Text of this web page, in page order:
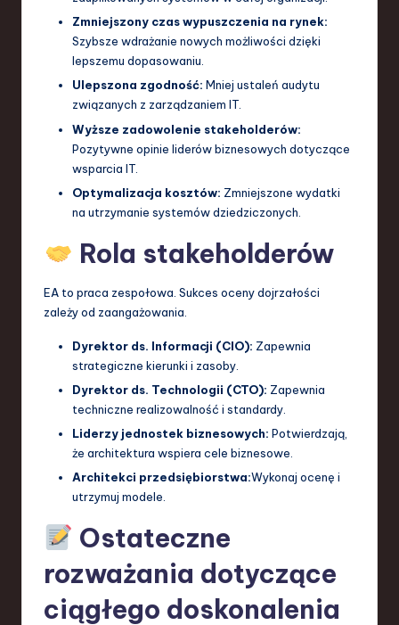
Zmniejszony czas wypuszczenia na rynek:
Szybsze wdrażanie nowych możliwości dzięki
lepszemu dopasowaniu.
Ulepszona zgodność: Mniej ustaleń audytu
związanych z zarządzaniem IT.
Wyższe zadowolenie stakeholderów:
Pozytywne opinie liderów biznesowych dotyczące
wsparcia IT.
Optymalizacja kosztów: Zmniejszone wydatki
na utrzymanie systemów dziedziczonych.
Rola stakeholderów
EA to praca zespołowa. Sukces oceny dojrzałości
zależy od zaangażowania.
Dyrektor ds. Informacji (CIO): Zapewnia
strategiczne kierunki i zasoby.
Dyrektor ds. Technologii (CTO): Zapewnia
techniczne realizowalność i standardy.
Liderzy jednostek biznesowych: Potwierdzają,
że architektura wspiera cele biznesowe.
Architekci przedsiębiorstwa:Wykonaj ocenę i
utrzymuj modele.
Ostateczne
rozważania dotyczące
ciągłego doskonalenia